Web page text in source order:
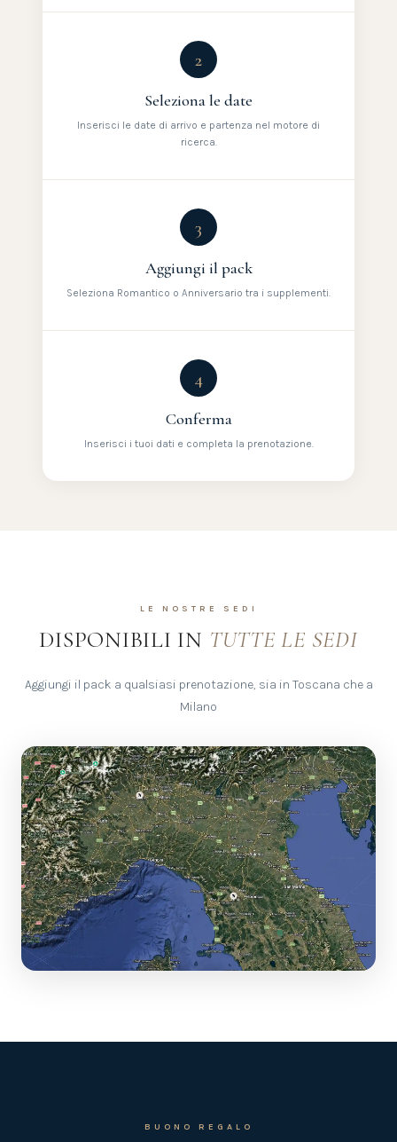
2
Seleziona le date
Inserisci le date di arrivo e partenza nel motore di
ricerca.
3
Aggiungi il pack
Seleziona Romantico o Anniversario tra i supplementi.
4
Conferma
Inserisci i tuoi dati e completa la prenotazione.
LE NOSTRE SEDI
DISPONIBILI IN TUTTE LE SEDI
Aggiungi il pack a qualsiasi prenotazione, sia in Toscana che a
Milano
BUONO REGALO